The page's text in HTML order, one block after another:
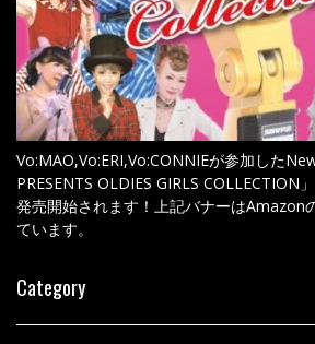
Vo:MAO,Vo:ERI,Vo:CONNIEが参加した
PRESENTS OLDIES GIRLS COLLECTION
発売開始されます！上記バナーはAmazon
ています。
Category